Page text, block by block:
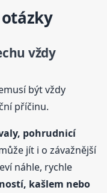
otázky
vždy
být vždy
příčinu.
pohrudnicí
jít i o závažnější
náhle, rychle
kašlem nebo